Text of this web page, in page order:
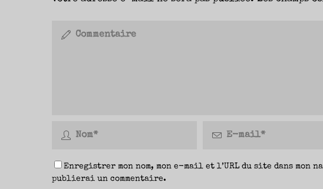
Enregistrer mon nom, mon e-mail et l’URL du site dans
publierai un commentaire.